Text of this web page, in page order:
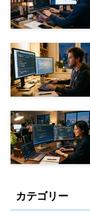
カテゴリー